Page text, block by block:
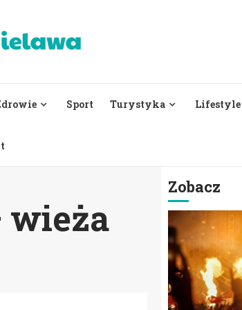
Sport Turystyka Lifestyle
Zobacz